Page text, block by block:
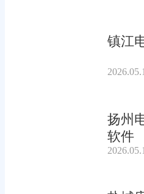
镇江
扬州
软件